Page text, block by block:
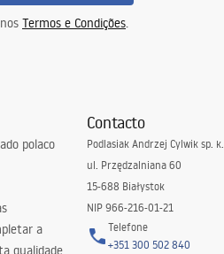
Termos e Condições.
polaco
a
qualidade
Contacto
Podlasiak Andrzej Cylwik sp. k.
ul. Przędzalniana 60
15-688 Białystok
NIP 966-216-01-21
Telefone
+351 300 502 840